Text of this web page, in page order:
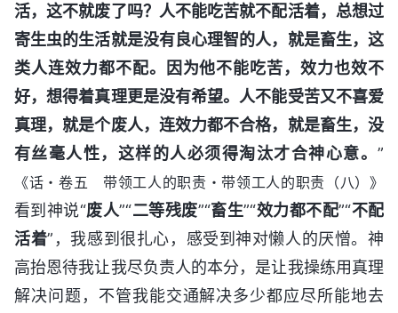
活，这不就废了吗？人不能吃苦就不配活着，总想过
寄生虫的生活就是没有良心理智的人，就是畜生，这
类人连效力都不配。因为他不能吃苦，效力也效不
好，想得着真理更是没有希望。人不能受苦又不喜爱
真理，就是个废人，连效力都不合格，就是畜生，没
有丝毫人性，这样的人必须得淘汰才合神心意。 ”
《话・卷五 带领工人的职责・带领工人的职责（八）》
看到神说“废人”“二等残废”“畜生”“效力都不配”“不配
活着”，我感到很扎心，感受到神对懒人的厌憎。神
高抬恩待我让我尽负责人的本分，是让我操练用真理
解决问题，不管我能交通解决多少都应尽所能地去